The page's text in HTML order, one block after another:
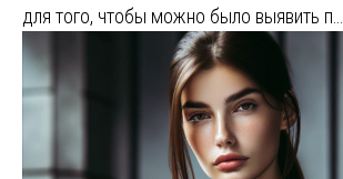
для того, чтобы можно было выявить п…